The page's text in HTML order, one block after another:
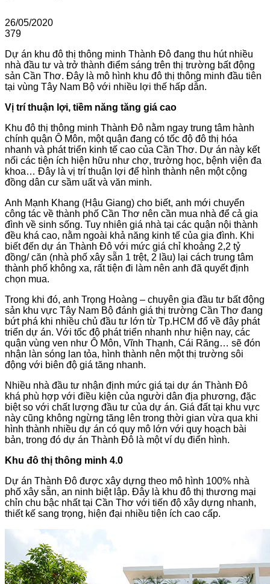
26/05/2020
379
Dự án khu đô thị thông minh Thành Đô đang thu hút nhiều
nhà đầu tư và trở thành điểm sáng trên thị trường bất động
sản Cần Thơ. Đây là mô hình khu đô thị thông minh đầu tiên
tại vùng Tây Nam Bộ với nhiều lợi thế hấp dẫn.
Vị trí thuận lợi, tiềm năng tăng giá cao
Khu đô thị thông minh Thành Đô nằm ngay trung tâm hành
chính quận Ô Môn, một quận đang có tốc độ đô thị hóa
nhanh và phát triển kinh tế cao của Cần Thơ. Dự án này kết
nối các tiện ích hiện hữu như chợ, trường học, bệnh viện đa
khoa… Đây là vị trí thuận lợi để hình thành nên một cộng
đồng dân cư sầm uất và văn minh.
Anh Mạnh Khang (Hậu Giang) cho biết, anh mới chuyển
công tác về thành phố Cần Thơ nên cần mua nhà để cả gia
đình về sinh sống. Tuy nhiên giá nhà tại các quận nội thành
đều khá cao, nằm ngoài khả năng kinh tế của gia đình. Khi
biết đến dự án Thành Đô với mức giá chỉ khoảng 2,2 tỷ
đồng/ căn (nhà phố xây sẵn 1 trệt, 2 lầu) lại cách trung tâm
thành phố không xa, rất tiện đi làm nên anh đã quyết định
chọn mua.
Trong khi đó, anh Trọng Hoàng – chuyên gia đầu tư bất động
sản khu vực Tây Nam Bộ đánh giá thị trường Cần Thơ đang
bứt phá khi nhiều chủ đầu tư lớn từ Tp.HCM đổ về đây phát
triển dự án. Với tốc độ phát triển nhanh như hiện nay, các
quận vùng ven như Ô Môn, Vĩnh Thạnh, Cái Răng… sẽ đón
nhận làn sóng lan tỏa, hình thành nên một thị trường sôi
động với biên độ giá tăng nhanh.
Nhiều nhà đầu tư nhận định mức giá tại dự án Thành Đô
khá phù hợp với điều kiện của người dân địa phương, đặc
biệt so với chất lượng đầu tư của dự án. Giá đất tại khu vực
này cũng không ngừng tăng lên trong thời gian vừa qua khi
hình thành nhiều dự án có quy mô lớn với quy hoạch bài
bản, trong đó dự án Thành Đô là một ví dụ điển hình.
Khu đô thị thông minh 4.0
Dự án Thành Đô được xây dựng theo mô hình 100% nhà
phố xây sẵn, an ninh biệt lập. Đây là khu đô thị thương mại
chỉn chu bậc nhất tại Cần Thơ với tiến độ xây dựng nhanh,
thiết kế sang trọng, hiện đại nhiều tiện ích cao cấp.